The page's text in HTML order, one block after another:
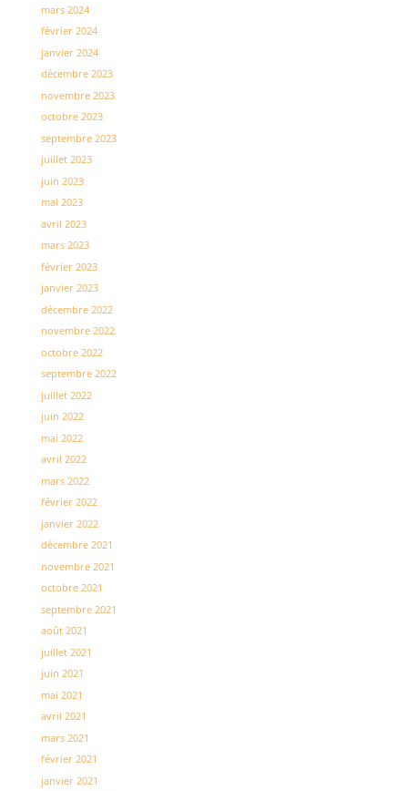
mars 2024
février 2024
janvier 2024
décembre 2023
novembre 2023
octobre 2023
septembre 2023
juillet 2023
juin 2023
mai 2023
avril 2023
mars 2023
février 2023
janvier 2023
décembre 2022
novembre 2022
octobre 2022
septembre 2022
juillet 2022
juin 2022
mai 2022
avril 2022
mars 2022
février 2022
janvier 2022
décembre 2021
novembre 2021
octobre 2021
septembre 2021
août 2021
juillet 2021
juin 2021
mai 2021
avril 2021
mars 2021
février 2021
janvier 2021